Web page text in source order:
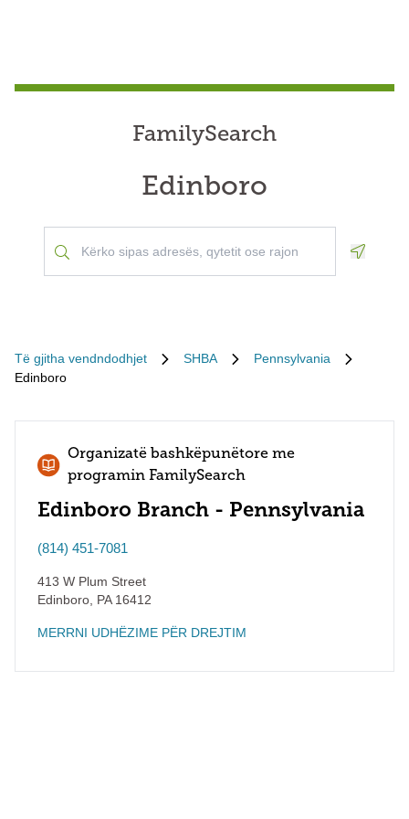
FamilySearch
Edinboro
Të gjitha vendndodhjet SHBA
Pennsylvania
Edinboro
Organizatë bashkëpunëtore me
programin FamilySearch
Edinboro Branch - Pennsylvania
(814) 451-7081
413 W Plum Street
Edinboro PA16412
MERRNI UDHËZIME PËR DREJTIM